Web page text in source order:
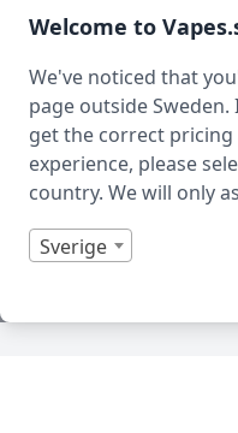
Welcome to
We've noticed that
page outside
get the correct pricing
experience, please
country. We will only
Sverige
Hem/ Produkt
AROMA
Filtrera